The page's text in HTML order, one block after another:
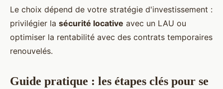
Le choix dépend de votre stratégie d'investissement :
privilégier la sécurité locative avec un LAU ou
optimiser la rentabilité avec des contrats temporaires
renouvelés.
Guide pratique : les étapes clés pour se